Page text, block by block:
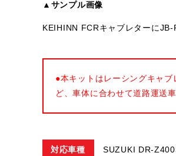
▲サンプル画像
KEIHINN FCRキャブレターにJB-
●本キットはレーシングキャ
ど、車体に合わせて道路運送
対応車種 SUZUKI DR-